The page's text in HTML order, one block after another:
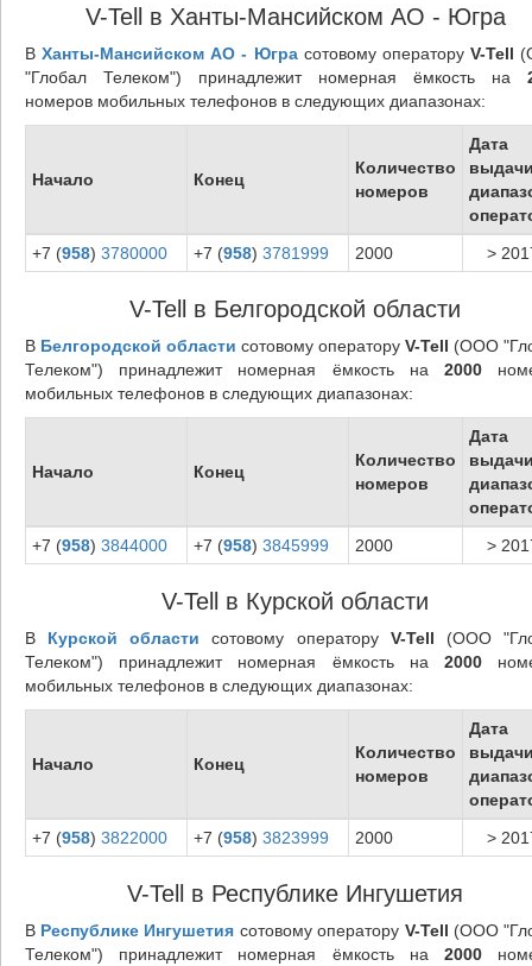
V-Tell в Ханты-Мансийском АО - Югра
В Ханты-Мансийском АО - Юграсотовому операторуV-Tell
"Глобал Телеком") принадлежит номерная ёмкость на
номеров мобильных телефонов в следующих диапазонах:
Начало Конец
Количество
номеров
Дата
+7 (958) 3780000 +7 (958) 3781999 2000 >
V-Tell в Белгородской области
В Белгородской области сотовому операторуV-Tell (ООО
Телеком") принадлежит номерная ёмкость на2000
мобильных телефонов в следующих диапазонах:
Начало Конец
Количество
номеров
Дата
+7 (958) 3844000 +7 (958) 3845999 2000 >
V-Tell в Курской области
В Курской области сотовому оператору V-Tell (ООО
Телеком") принадлежит номерная ёмкость на2000
мобильных телефонов в следующих диапазонах:
Начало Конец
Количество
номеров
Дата
+7 (958) 3822000 +7 (958) 3823999 2000 >
V-Tell в Республике Ингушетия
В Республике Ингушетия сотовому оператору V-Tell (ООО
Телеком") принадлежит номерная ёмкость на2000